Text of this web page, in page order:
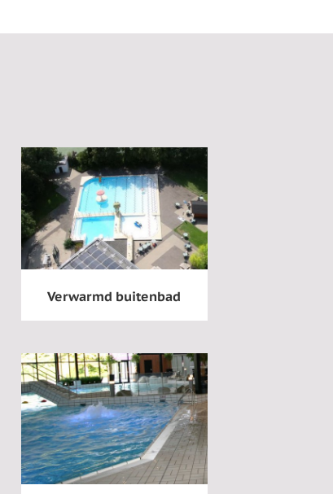
Verwarmd buitenbad